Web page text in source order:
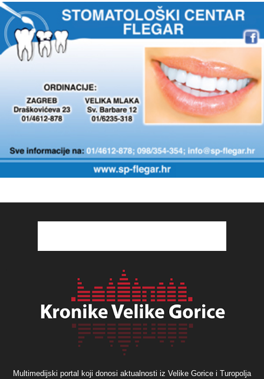
Multimedijski portal koji donosi aktualnosti iz Velike Gorice i Turopolja